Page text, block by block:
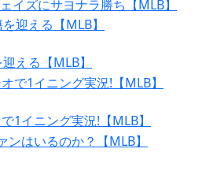
イズにサヨナラ勝ち【MLB】
える【MLB】
1イニング実況!【MLB】